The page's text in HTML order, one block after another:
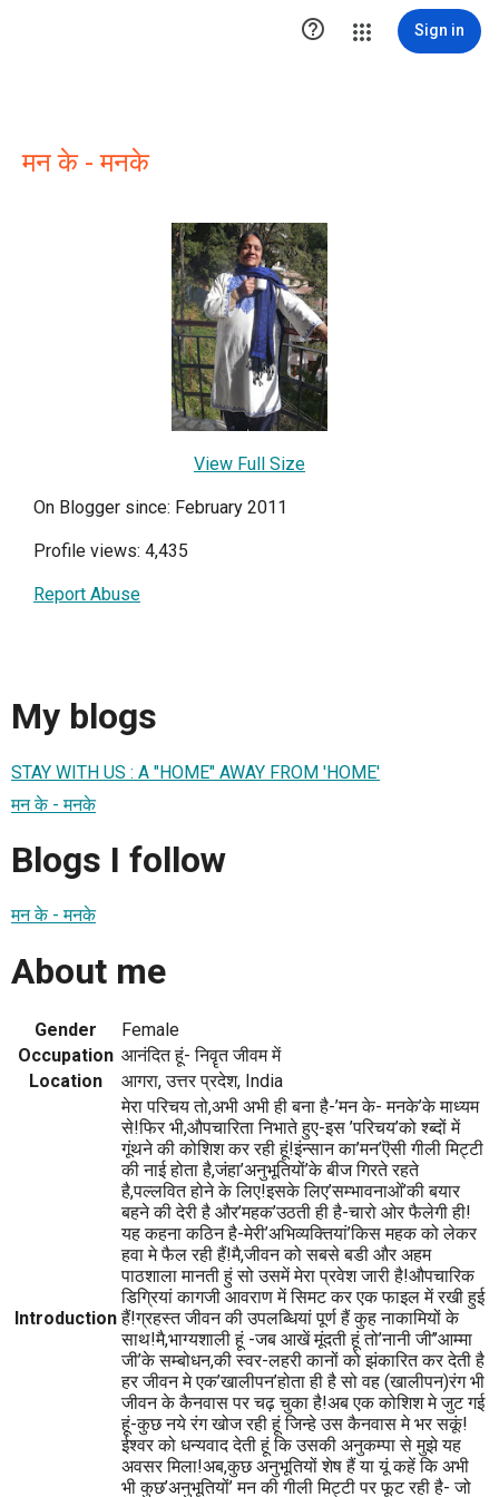
 Sign in
मन के - मनके
View Full Size
On Blogger since: February 2011
Profile views: 4,435
Report Abuse
My blogs
STAY WITH US : A "HOME" AWAY FROM 'HOME'
मन के - मनके
Blogs I follow
मन के - मनके
About me
Gender
Female
Occupation आनंदित हूं- निवॄत जीवम में
Location
आगरा, उत्तर प्रदेश, India
Introduction
मेरा परिचय तो,अभी अभी ही बना है-’मन के- मनके’के माध्यम
से!फिर भी,औपचारिता निभाते हुए-इस ’परिचय’को श्ब्दों में
गूंथने की कोशिश कर रही हूं!इंन्सान का’मन’ऎसी गीली मिट्टी
की नाई होता है,जंहा’अनुभूतियों’के बीज गिरते रहते
है,पल्लवित होने के लिए!इसके लिए’सम्भावनाओं’की बयार
बहने की देरी है और’महक’उठती ही है-चारो ओर फैलेगी ही!
यह कहना कठिन है-मेरी’अभिव्यक्तियां’किस महक को लेकर
हवा मे फैल रही हैं!मै,जीवन को सबसे बडी और अहम
पाठशाला मानती हुं सो उसमें मेरा प्रवेश जारी है!औपचारिक
डिग्रियां कागजी आवराण में सिमट कर एक फाइल में रखी हुई
हैं!ग्रहस्त जीवन की उपलब्धियां पूर्ण हैं कुह नाकामियों के
साथ!मै,भाग्यशाली हूं -जब आखें मूंदती हूं तो’नानी जी’’आम्मा
जी’के सम्बोधन,की स्वर-लहरी कानों को झंकारित कर देती है
हर जीवन मे एक’खालीपन’होता ही है सो वह (खालीपन)रंग भी
जीवन के कैनवास पर चढ़ चुका है!अब एक कोशिश मे जुट गई
हूं-कुछ नये रंग खोज रही हूं जिन्हे उस कैनवास मे भर सकूं!
ईश्वर को धन्यवाद देती हूं कि उसकी अनुकम्पा से मुझे यह
अवसर मिला!अब,कुछ अनुभूतियों शेष हैं या यूं कहें कि अभी
भी कुछ’अनुभूतियों’ मन की गीली मिट्टी पर फूट रही है- जो